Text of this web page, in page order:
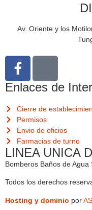
Av. Oriente y los
Enlaces de
Cierre de
Permisos
Envio de oficios
Farmacias de turno
LINEA UNICA
Bomberos Baños de
Todos los derechos
Hosting y dominio por